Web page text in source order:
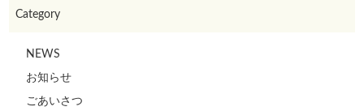
Category
NEWS
お知らせ
ごあいさつ